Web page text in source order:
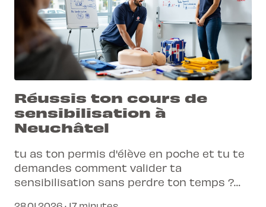
Réussis ton cours de
sensibilisation à
Neuchâtel
tu as ton permis d'élève en poche et tu te
demandes comment valider ta
sensibilisation sans perdre ton temps ?